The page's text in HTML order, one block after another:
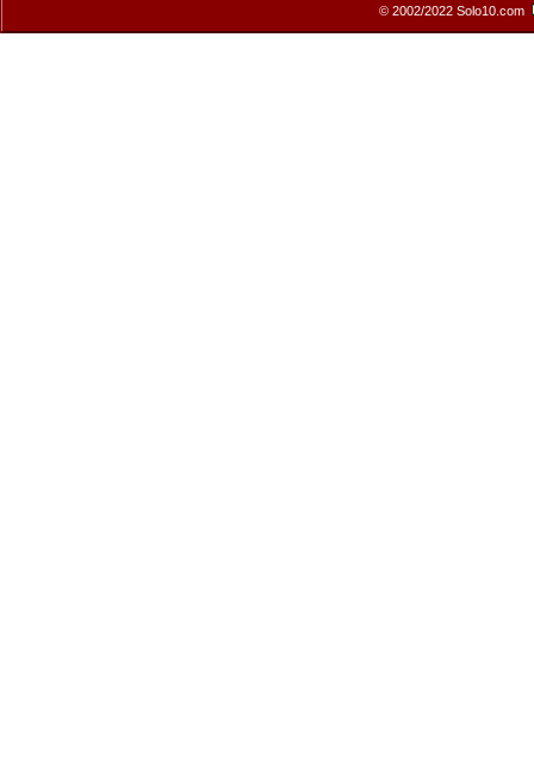
© 2002/2022 Solo10.com